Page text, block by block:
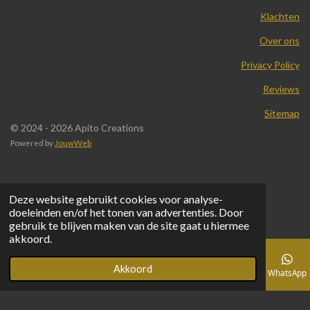
Deze website gebruikt cookies voor analyse-
doeleinden en/of het tonen van advertenties. Door
gebruik te blijven maken van de site gaat u hiermee
akkoord.
Akkoord
Klachten
Over ons
Privacy Policy
Reviews
Sitemap
© 2024 - 2026 Apito Creations
Powered by JouwWeb
Telefoonnummer WhatsApp